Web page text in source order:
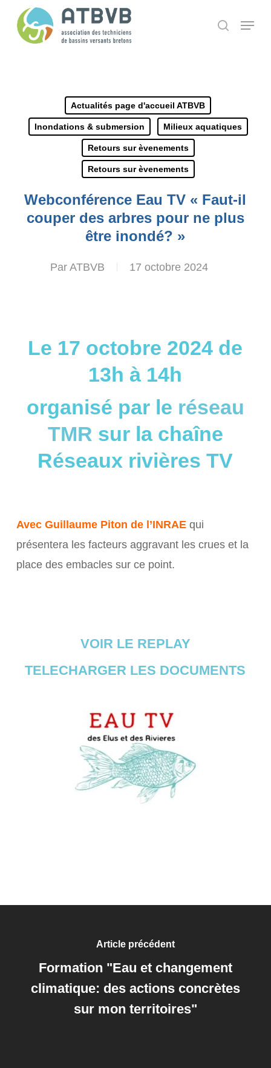
search
Menu
Actualités page d'accueil ATBVB
Inondations & submersion Milieux aquatiques
Retours sur èvenements
Retours sur èvenements
Webconférence Eau TV « Faut-il
couper des arbres pour ne plus
être inondé? »
Par ATBVB 17 octobre 2024
Le 17 octobre 2024 de
13h à 14h
organisé par le réseau
TMR sur la chaîne
Réseaux rivières TV
Avec Guillaume Piton de l’INRAE qui
présentera les facteurs aggravant les crues et la
place des embacles sur ce point.
VOIR LE REPLAY
TELECHARGER LES DOCUMENTS
Article précédent
Formation "Eau et changement
climatique: des actions concrètes
sur mon territoires"
Panneau de gestion des cookies